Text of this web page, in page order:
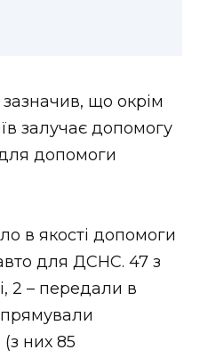
що окрім
залучає допомогу
допомоги
в якості допомоги
для ДСНС. 47 з
2 – передали в
них 85